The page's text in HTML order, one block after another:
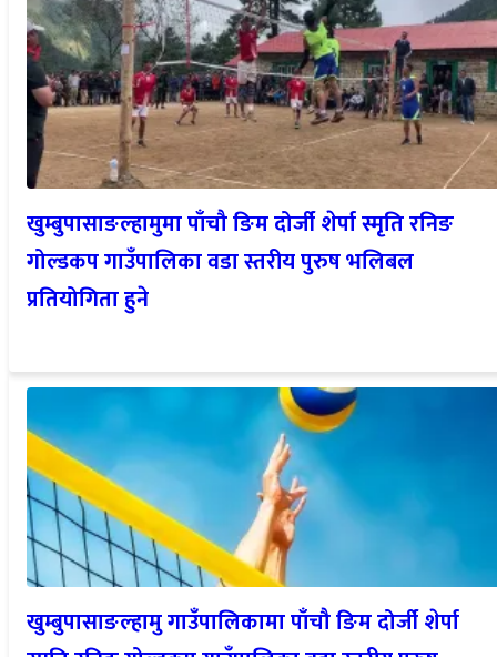
खुम्बुपासाङल्हामुमा पाँचौ ङिम दोर्जी शेर्पा स्मृति रनिङ
गोल्डकप गाउँपालिका वडा स्तरीय पुरुष भलिबल
प्रतियोगिता हुने
खुम्बुपासाङल्हामु गाउँपालिकामा पाँचौ ङिम दोर्जी शेर्पा